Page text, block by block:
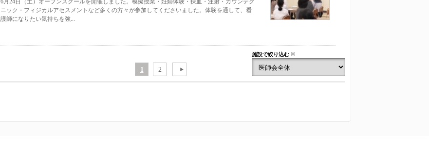
6月24日（土）オープンスクールを開催しました。模擬授業・妊婦体験・採血・注射・ガウンテク
ニック・フィジカルアセスメントなど多くの方々が参加してくださいました。体験を通して、看
護師になりたい気持ちを強...
1 2
施設で絞り込む